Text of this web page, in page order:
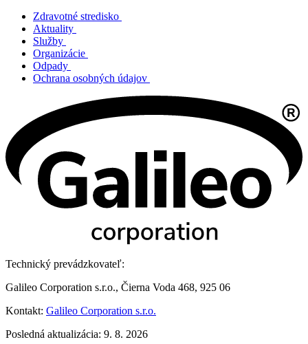
Zdravotné stredisko
Aktuality
Služby
Organizácie
Odpady
Ochrana osobných údajov
Technický prevádzkovateľ:
Galileo Corporation s.r.o., Čierna Voda 468, 925 06
Kontakt: Galileo Corporation s.r.o.
Posledná aktualizácia: 9. 8. 2026